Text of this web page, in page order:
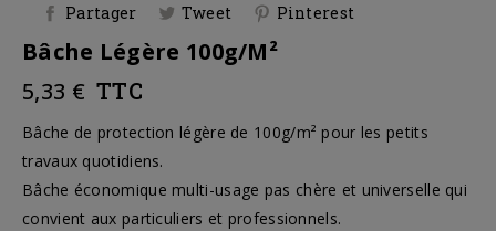
Partager Tweet Pinterest
Bâche Légère 100g/m²
5,33 € TTC
Bâche de protection légère de 100g/m² pour les petits
travaux quotidiens.
Bâche économique multi-usage pas chère et universelle qui
convient aux particuliers et professionnels.